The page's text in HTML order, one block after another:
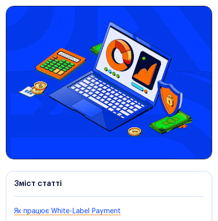
Зміст статті
Як працює White-Label Payment